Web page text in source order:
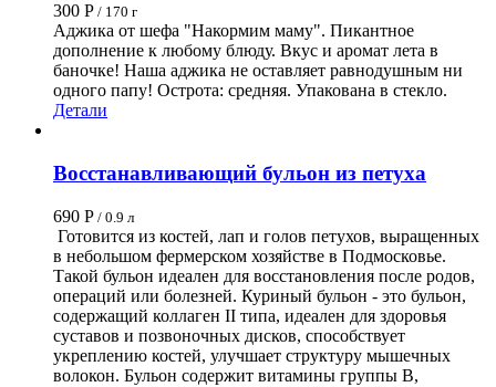
300 Р / 170 г
Аджика от шефа "Накормим маму". Пикантное
дополнение к любому блюду. Вкус и аромат лета в
баночке! Наша аджика не оставляет равнодушным ни
одного папу! Острота: средняя. Упакована в стекло.
Детали
Восстанавливающий бульон из петуха
690 Р / 0.9 л
Готовится из костей, лап и голов петухов, выращенных
в небольшом фермерском хозяйстве в Подмосковье.
Такой бульон идеален для восстановления после родов,
операций или болезней. Куриный бульон - это бульон,
содержащий коллаген II типа, идеален для здоровья
суставов и позвоночных дисков, способствует
укреплению костей, улучшает структуру мышечных
волокон. Бульон содержит витамины группы В,